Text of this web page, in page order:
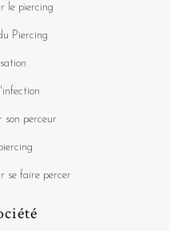
le piercing
Piercing
son perceur
se faire percer